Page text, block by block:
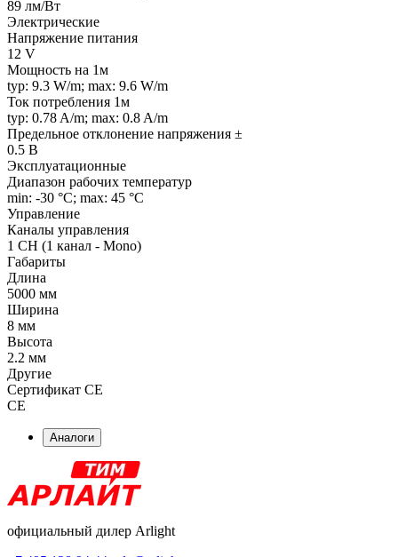
89 лм/Вт
Электрические
Напряжение питания
12 V
Мощность на 1м
typ: 9.3 W/m; max: 9.6 W/m
Ток потребления 1м
typ: 0.78 A/m; max: 0.8 A/m
Предельное отклонение напряжения ±
0.5 В
Эксплуатационные
Диапазон рабочих температур
min: -30 °C; max: 45 °C
Управление
Каналы управления
1 CH (1 канал - Mono)
Габариты
Длина
5000 мм
Ширина
8 мм
Высота
2.2 мм
Другие
Сертификат CE
CE
Аналоги
официальный дилер Arlight